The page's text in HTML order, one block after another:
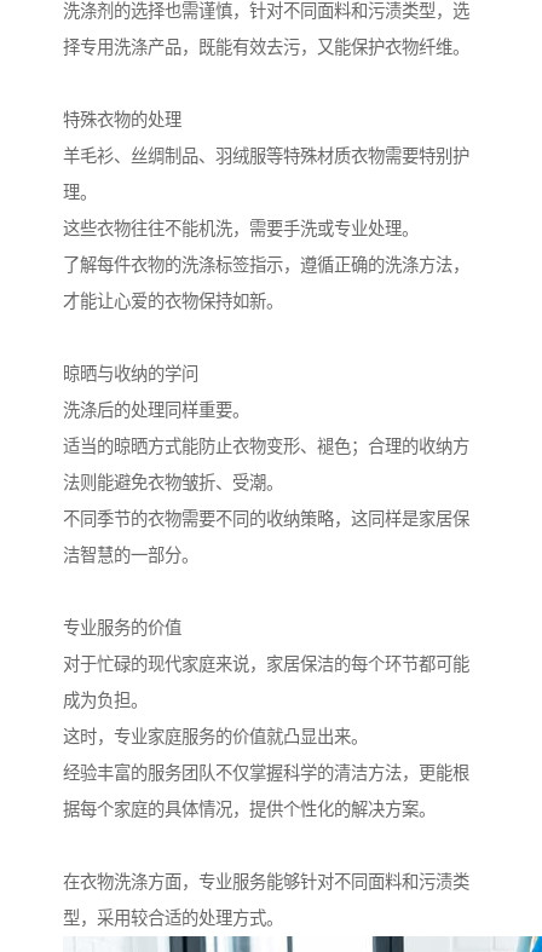
洗涤剂的选择也需谨慎，针对不同面料和污渍类型，选
择专用洗涤产品，既能有效去污，又能保护衣物纤维。
特殊衣物的处理
羊毛衫、丝绸制品、羽绒服等特殊材质衣物需要特别护
理。
这些衣物往往不能机洗，需要手洗或专业处理。
了解每件衣物的洗涤标签指示，遵循正确的洗涤方法，
才能让心爱的衣物保持如新。
晾晒与收纳的学问
洗涤后的处理同样重要。
适当的晾晒方式能防止衣物变形、褪色；合理的收纳方
法则能避免衣物皱折、受潮。
不同季节的衣物需要不同的收纳策略，这同样是家居保
洁智慧的一部分。
专业服务的价值
对于忙碌的现代家庭来说，家居保洁的每个环节都可能
成为负担。
这时，专业家庭服务的价值就凸显出来。
经验丰富的服务团队不仅掌握科学的清洁方法，更能根
据每个家庭的具体情况，提供个性化的解决方案。
在衣物洗涤方面，专业服务能够针对不同面料和污渍类
型，采用较合适的处理方式。